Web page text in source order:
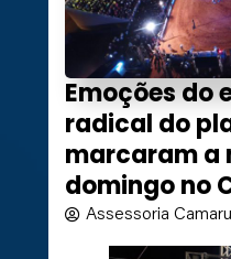
Emoções do
radical do
marcaram a
domingo no
Assessoria Camaru